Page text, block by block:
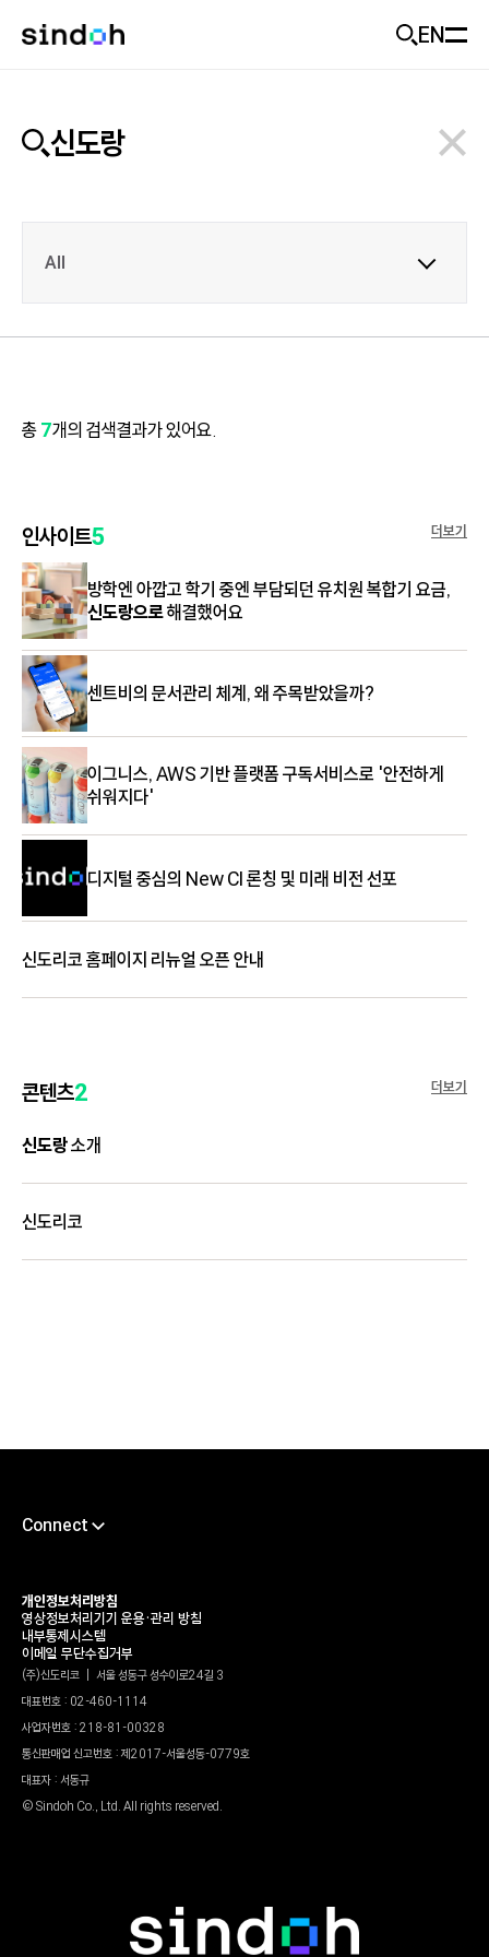
EN
신도랑 소개
두잉
산업별 도입 사례
출력기기
서비스 센터
사업 제안
지금, 신도리코의 복합기가 필요하다면 문의하세요
다운로드 렌탈 및 구매
D470 추천
All
총7개의 검색결과가 있어요.
인사이트5 더보기
방학엔 아깝고 학기 중엔 부담되던 유치원 복합기 요금,
신도랑으로해결했어요
센트비의 문서관리 체계, 왜 주목받았을까?
이그니스, AWS 기반 플랫폼 구독서비스로 '안전하게
쉬워지다'
디지털 중심의 New CI 론칭 및 미래 비전 선포
신도리코 홈페이지 리뉴얼 오픈 안내
콘텐츠2 더보기
신도랑소개
신도리코
Connect
서포트센터
타륜
가헌신도재단
신도리코 유튜브
파트너정보센터
개인정보처리방침
영상정보처리기기 운용•관리 방침
내부통제시스템
이메일 무단수집거부
(주)신도리코 | 서울 성동구 성수이로24길 3
대표번호 : 02-460-1114
사업자번호 : 218-81-00328
통신판매업 신고번호 : 제2017-서울성동-0779호
대표자 : 서동규
© Sindoh Co., Ltd. All rights reserved.